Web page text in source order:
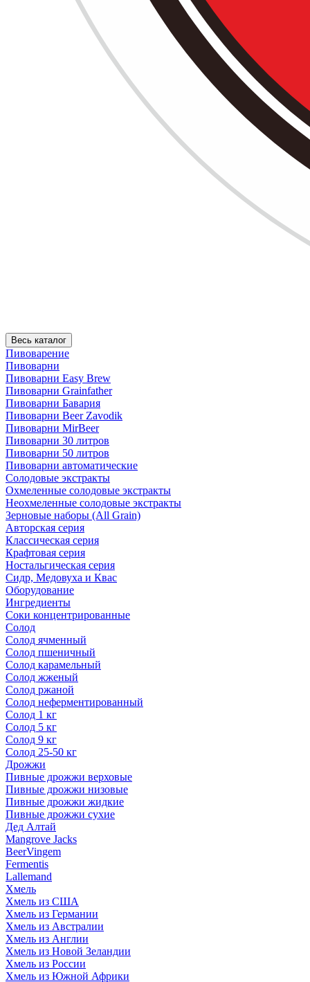
Весь каталог
Пивоварение
Пивоварни
Пивоварни Easy Brew
Пивоварни Grainfather
Пивоварни Бавария
Пивоварни Beer Zavodik
Пивоварни MirBeer
Пивоварни 30 литров
Пивоварни 50 литров
Пивоварни автоматические
Солодовые экстракты
Охмеленные солодовые экстракты
Неохмеленные солодовые экстракты
Зерновые наборы (All Grain)
Авторская серия
Классическая серия
Крафтовая серия
Ностальгическая серия
Сидр, Медовуха и Квас
Оборудование
Ингредиенты
Соки концентрированные
Солод
Солод ячменный
Солод пшеничный
Солод карамельный
Солод жженый
Солод ржаной
Солод неферментированный
Солод 1 кг
Солод 5 кг
Солод 9 кг
Солод 25-50 кг
Дрожжи
Пивные дрожжи верховые
Пивные дрожжи низовые
Пивные дрожжи жидкие
Пивные дрожжи сухие
Дед Алтай
Mangrove Jacks
BeerVingem
Fermentis
Lallemand
Хмель
Хмель из США
Хмель из Германии
Хмель из Австралии
Хмель из Англии
Хмель из Новой Зеландии
Хмель из России
Хмель из Южной Африки